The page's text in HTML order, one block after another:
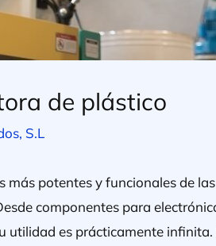
de plástico
S.L
más potentes y funcionales de
componentes para
utilidad es prácticamente